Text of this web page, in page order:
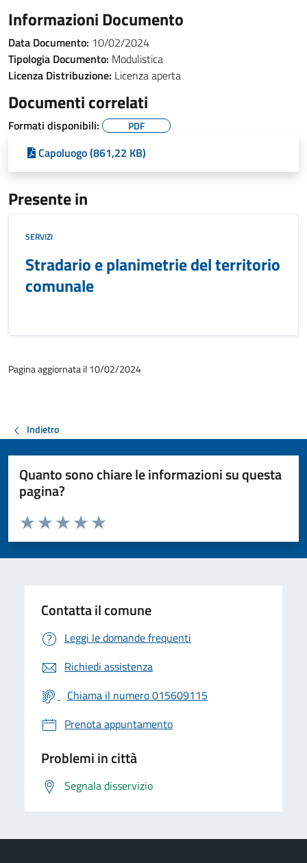
Informazioni Documento
Data Documento: 10/02/2024
Tipologia Documento: Modulistica
Licenza Distribuzione: Licenza aperta
Documenti correlati
Formati disponibili: PDF
Capoluogo (861,22 KB)
Presente in
SERVIZI
Stradario e planimetrie del territorio
comunale
Pagina aggiornata il 10/02/2024
Indietro
Quanto sono chiare le informazioni su questa
pagina?
Valuta da 1 a 5 stelle la pagina
Valuta 5 stelle su 5
Valuta 4 stelle su 5
Valuta 3 stelle su 5
Valuta 2 stelle su 5
Valuta 1 stelle su 5
Contatta il comune
Leggi le domande frequenti
Richiedi assistenza
Chiama il numero 015609115
Prenota appuntamento
Problemi in città
Segnala disservizio